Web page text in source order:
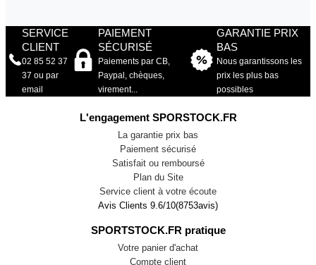
SERVICE
CLIENT
02 85 52 37
37 ou par
email
PAIEMENT
SÉCURISÉ
Paiements par CB,
Paypal, chèques,
virement...
GARANTIE PRIX
BAS
Nous garantissons les
prix les plus bas
possibles
L'engagement SPORSTOCK.FR
La garantie prix bas
Paiement sécurisé
Satisfait ou remboursé
Plan du Site
Service client à votre écoute
Avis Clients 9.6/10(8753avis)
SPORTSTOCK.FR pratique
Votre panier d'achat
Compte client